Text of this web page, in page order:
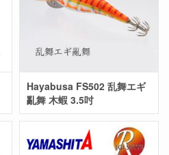
Hayabusa FS502 乱舞エギ
亂舞 木蝦 3.5吋